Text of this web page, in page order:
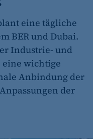
eine tägliche
BER und Dubai.
Industrie- und
wichtige
Anbindung der
der